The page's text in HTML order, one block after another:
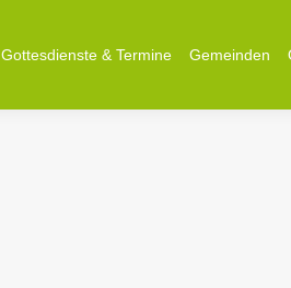
Gottesdienste & Termine Gemeinden